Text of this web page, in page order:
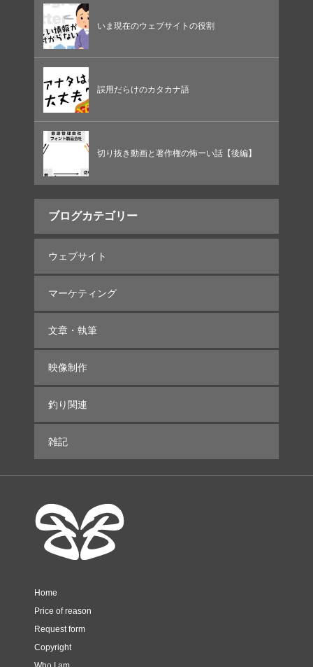
いま現在のウェブサイトの役割
誤用だらけのカタカナ語
切り抜き動画と著作権の怖ーい話【後編】
ブログカテゴリー
ウェブサイト
マーケティング
文章・執筆
映像制作
釣り関連
雑記
Home
Price of reason
Request form
Copyright